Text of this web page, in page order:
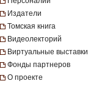
Издатели
Томская книга
Видеолекторий
Виртуальные выставки
Фонды партнеров
О проекте